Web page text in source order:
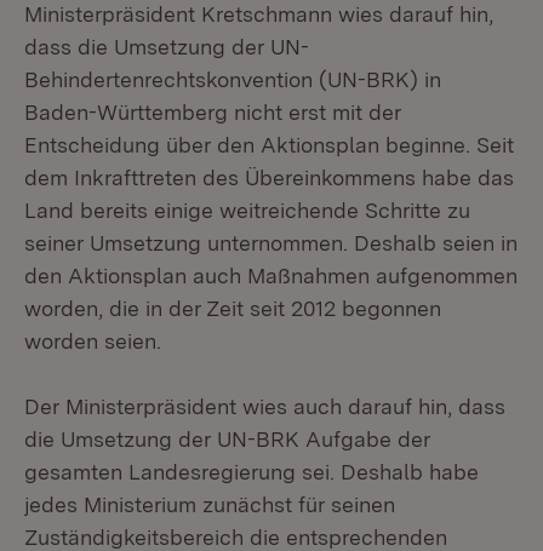
Ministerpräsident Kretschmann wies darauf hin,
dass die Umsetzung der UN-
Behindertenrechtskonvention (UN-BRK) in
Baden-Württemberg nicht erst mit der
Entscheidung über den Aktionsplan beginne. Seit
dem Inkrafttreten des Übereinkommens habe das
Land bereits einige weitreichende Schritte zu
seiner Umsetzung unternommen. Deshalb seien in
den Aktionsplan auch Maßnahmen aufgenommen
worden, die in der Zeit seit 2012 begonnen
worden seien.
Der Ministerpräsident wies auch darauf hin, dass
die Umsetzung der UN-BRK Aufgabe der
gesamten Landesregierung sei. Deshalb habe
jedes Ministerium zunächst für seinen
Zuständigkeitsbereich die entsprechenden